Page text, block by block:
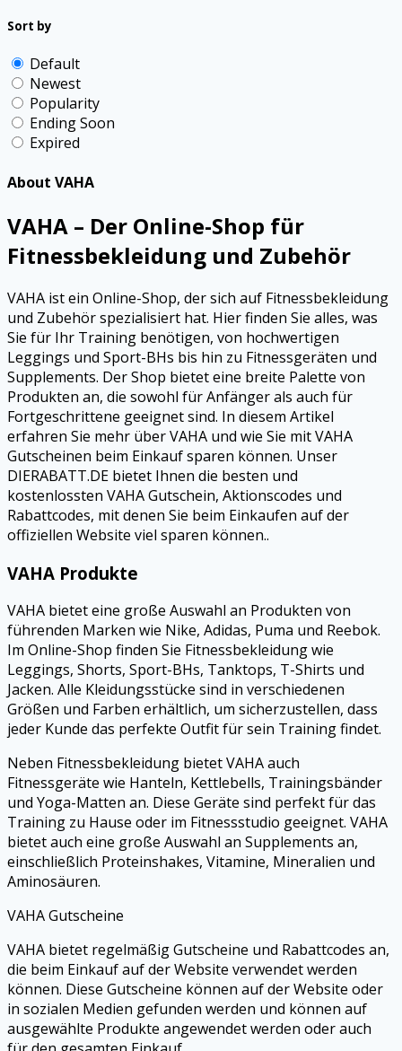
Sort by
Default
Newest
Popularity
Ending Soon
Expired
About VAHA
VAHA – Der Online-Shop für
Fitnessbekleidung und Zubehör
VAHA ist ein Online-Shop, der sich auf Fitnessbekleidung
und Zubehör spezialisiert hat. Hier finden Sie alles, was
Sie für Ihr Training benötigen, von hochwertigen
Leggings und Sport-BHs bis hin zu Fitnessgeräten und
Supplements. Der Shop bietet eine breite Palette von
Produkten an, die sowohl für Anfänger als auch für
Fortgeschrittene geeignet sind. In diesem Artikel
erfahren Sie mehr über VAHA und wie Sie mit VAHA
Gutscheinen beim Einkauf sparen können. Unser
DIERABATT.DE bietet Ihnen die besten und
kostenlossten VAHA Gutschein, Aktionscodes und
Rabattcodes, mit denen Sie beim Einkaufen auf der
offiziellen Website viel sparen können..
VAHA Produkte
VAHA bietet eine große Auswahl an Produkten von
führenden Marken wie Nike, Adidas, Puma und Reebok.
Im Online-Shop finden Sie Fitnessbekleidung wie
Leggings, Shorts, Sport-BHs, Tanktops, T-Shirts und
Jacken. Alle Kleidungsstücke sind in verschiedenen
Größen und Farben erhältlich, um sicherzustellen, dass
jeder Kunde das perfekte Outfit für sein Training findet.
Neben Fitnessbekleidung bietet VAHA auch
Fitnessgeräte wie Hanteln, Kettlebells, Trainingsbänder
und Yoga-Matten an. Diese Geräte sind perfekt für das
Training zu Hause oder im Fitnessstudio geeignet. VAHA
bietet auch eine große Auswahl an Supplements an,
einschließlich Proteinshakes, Vitamine, Mineralien und
Aminosäuren.
VAHA Gutscheine
VAHA bietet regelmäßig Gutscheine und Rabattcodes an,
die beim Einkauf auf der Website verwendet werden
können. Diese Gutscheine können auf der Website oder
in sozialen Medien gefunden werden und können auf
ausgewählte Produkte angewendet werden oder auch